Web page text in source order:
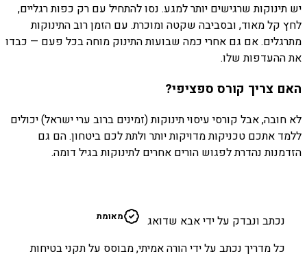
יש תינוקות שרגישים יותר למגע. נסו להתחיל עם רק כפות רגליים,
לחץ קל מאוד, ובסביבה שקטה ומוכרת. עם הזמן רוב התינוקות
מתרגלים. אם גם אחרי כמה שבועות התינוק מוחה בכל פעם — כבדו
את ההעדפות שלו.
האם צריך קורס ספציפי?
לא חובה, אבל קורסי עיסוי תינוקות (זמינים ברוב ערי ישראל) יכולים
ללמד אתכם טכניקות מדויקות יותר ולתת לכם ביטחון. הם גם
הזדמנות נהדרת לפגוש הורים אחרים לתינוקות בגיל דומה.
נכתב ונבדק על ידי אבא שדואג
מאומת
כל מדריך נכתב על ידי הורה אמיתי, מבוסס על תקני בטיחות